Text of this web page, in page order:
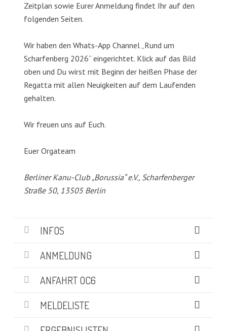
Zeitplan sowie Eurer Anmeldung findet Ihr auf den
folgenden Seiten.
Wir haben den Whats-App Channel „Rund um
Scharfenberg 2026“ eingerichtet. Klick auf das Bild
oben und Du wirst mit Beginn der heißen Phase der
Regatta mit allen Neuigkeiten auf dem Laufenden
gehalten.
Wir freuen uns auf Euch.
Euer Orgateam
Berliner Kanu-Club „Borussia“ e.V., Scharfenberger
Straße 50, 13505 Berlin
INFOS
ANMELDUNG
ANFAHRT OC6
MELDELISTE